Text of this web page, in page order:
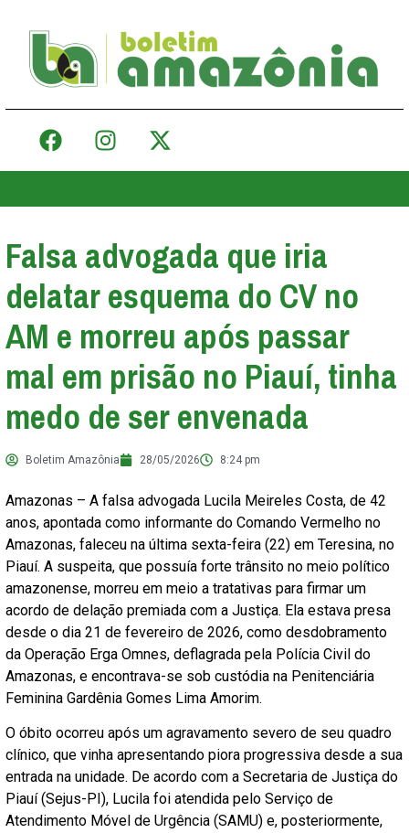
Falsa advogada que iria
delatar esquema do CV no
AM e morreu após passar
mal em prisão no Piauí, tinha
medo de ser envenada
Boletim Amazônia 28/05/2026 8:24 pm
Amazonas – A falsa advogada Lucila Meireles Costa, de 42
anos, apontada como informante do Comando Vermelho no
Amazonas, faleceu na última sexta-feira (22) em Teresina, no
Piauí. A suspeita, que possuía forte trânsito no meio político
amazonense, morreu em meio a tratativas para firmar um
acordo de delação premiada com a Justiça. Ela estava presa
desde o dia 21 de fevereiro de 2026, como desdobramento
da Operação Erga Omnes, deflagrada pela Polícia Civil do
Amazonas, e encontrava-se sob custódia na Penitenciária
Feminina Gardênia Gomes Lima Amorim.
O óbito ocorreu após um agravamento severo de seu quadro
clínico, que vinha apresentando piora progressiva desde a sua
entrada na unidade. De acordo com a Secretaria de Justiça do
Piauí (Sejus-PI), Lucila foi atendida pelo Serviço de
Atendimento Móvel de Urgência (SAMU) e, posteriormente,